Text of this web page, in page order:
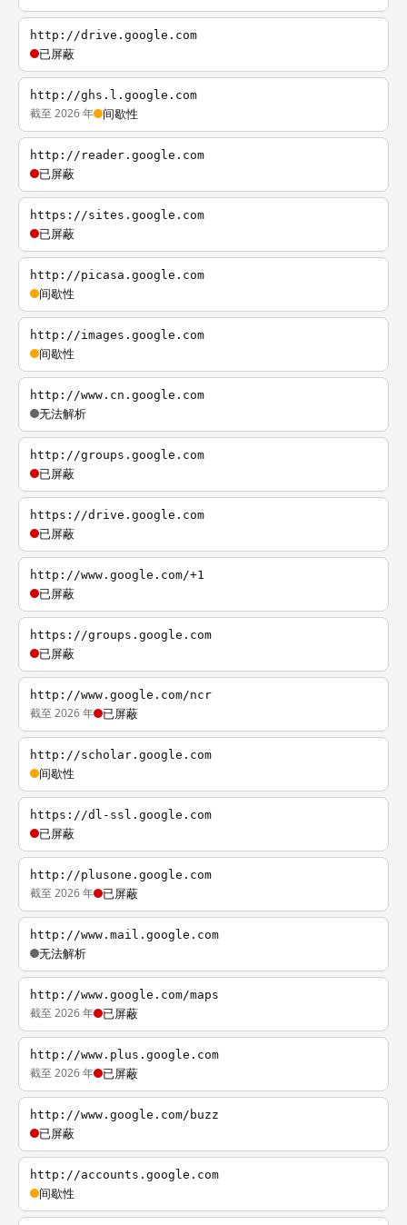
http://drive.google.com
已屏蔽
http://ghs.l.google.com
截至 2026 年 间歇性
http://reader.google.com
已屏蔽
https://sites.google.com
已屏蔽
http://picasa.google.com
间歇性
http://images.google.com
间歇性
http://www.cn.google.com
无法解析
http://groups.google.com
已屏蔽
https://drive.google.com
已屏蔽
http://www.google.com/+1
已屏蔽
https://groups.google.com
已屏蔽
http://www.google.com/ncr
截至 2026 年 已屏蔽
http://scholar.google.com
间歇性
https://dl-ssl.google.com
已屏蔽
http://plusone.google.com
截至 2026 年 已屏蔽
http://www.mail.google.com
无法解析
http://www.google.com/maps
截至 2026 年 已屏蔽
http://www.plus.google.com
截至 2026 年 已屏蔽
http://www.google.com/buzz
已屏蔽
http://accounts.google.com
间歇性